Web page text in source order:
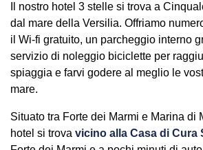
Il nostro hotel 3 stelle si trova a
dal mare della Versilia. Offriamo
il Wi-fi gratuito, un parcheggio interno
servizio di noleggio biciclette per
spiaggia e farvi godere al meglio le
mare.
Situato tra Forte dei Marmi e Marina di
hotel si trova vicino alla Casa di Cura